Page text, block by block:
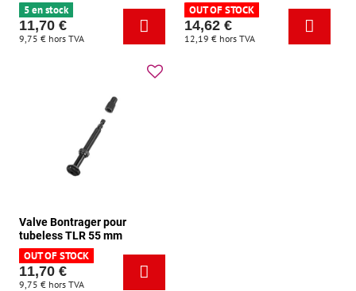
5 en stock
11,70 €
9,75 € hors TVA
OUT OF STOCK
14,62 €
12,19 € hors TVA
Valve Bontrager pour
tubeless TLR 55 mm
OUT OF STOCK
11,70 €
9,75 € hors TVA